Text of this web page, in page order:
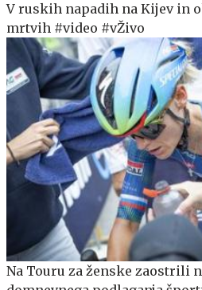
V ruskih napadih na Kijev in
mrtvih #video #vŽivo
Na Touru za ženske zaostrili